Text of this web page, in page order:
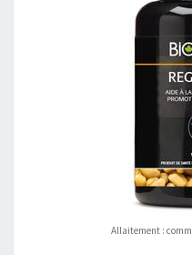
Allaitement :